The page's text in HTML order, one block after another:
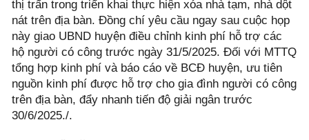
thị trấn trong triển khai thực hiện xóa nhà tạm, nhà dột
nát trên địa bàn. Đồng chí yêu cầu ngay sau cuộc họp
này giao UBND huyện điều chỉnh kinh phí hỗ trợ các
hộ người có công trước ngày 31/5/2025. Đối với MTTQ
tổng hợp kinh phí và báo cáo về BCĐ huyện, ưu tiên
nguồn kinh phí được hỗ trợ cho gia đình người có công
trên địa bàn, đẩy nhanh tiến độ giải ngân trước
30/6/2025./.